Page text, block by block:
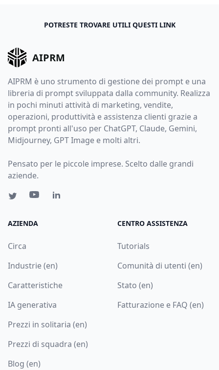
POTRESTE TROVARE UTILI QUESTI LINK
AIPRM
AIPRM è uno strumento di gestione dei prompt e una
libreria di prompt sviluppata dalla community. Realizza
in pochi minuti attività di marketing, vendite,
operazioni, produttività e assistenza clienti grazie a
prompt pronti all'uso per ChatGPT, Claude, Gemini,
Midjourney, GPT Image e molti altri.
Pensato per le piccole imprese. Scelto dalle grandi
aziende.
AZIENDA
Circa
Industrie (en)
Caratteristiche
IA generativa
Prezzi in solitaria (en)
Prezzi di squadra (en)
Blog (en)
CENTRO ASSISTENZA
Tutorials
Comunità di utenti (en)
Stato (en)
Fatturazione e FAQ (en)